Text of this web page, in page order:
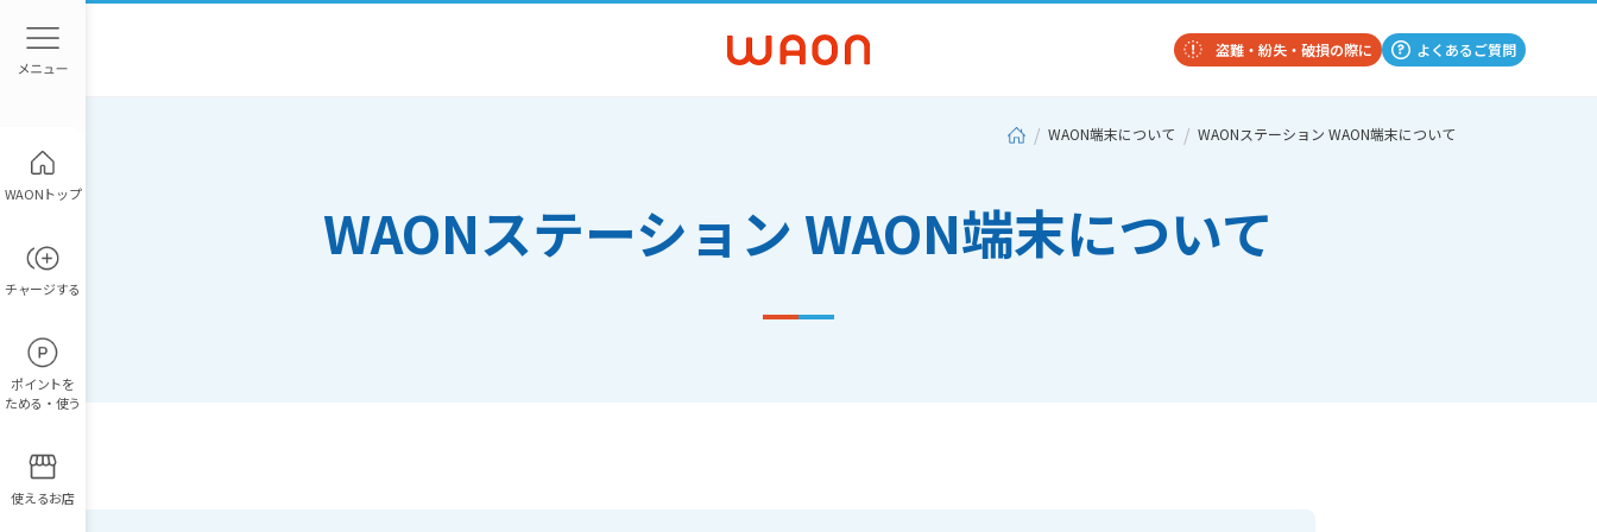
WAONトップ
チャージする
ポイントを
ためる・使う
使えるお店
盗難・紛失・破損の際に よくあるご質問
WAON端末について WAONステーション WAON端末について
WAONステーション WAON端末について